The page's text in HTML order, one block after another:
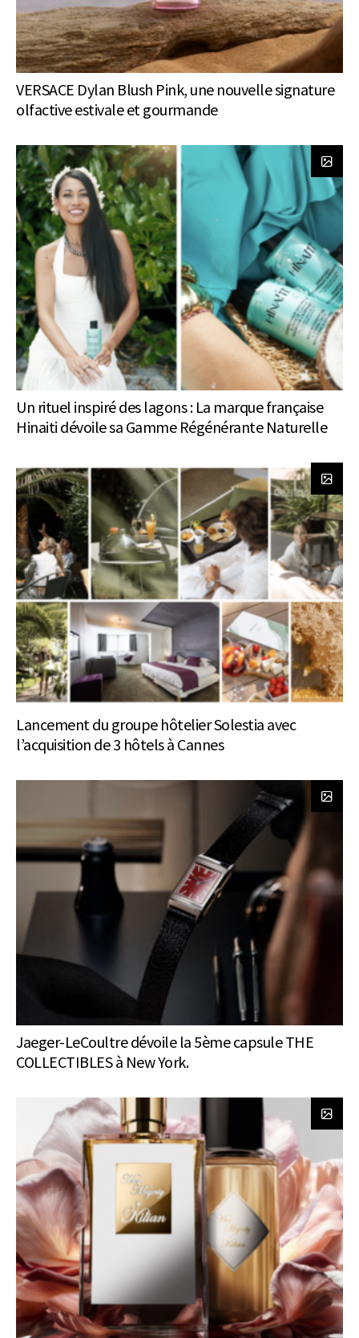
VERSACE Dylan Blush Pink, une nouvelle signature
olfactive estivale et gourmande
Un rituel inspiré des lagons : La marque française
Hinaiti dévoile sa Gamme Régénérante Naturelle
Lancement du groupe hôtelier Solestia avec
l’acquisition de 3 hôtels à Cannes
Jaeger-LeCoultre dévoile la 5ème capsule THE
COLLECTIBLES à New York.